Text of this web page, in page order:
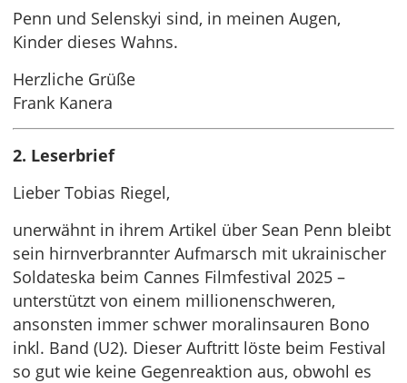
Penn und Selenskyi sind, in meinen Augen,
Kinder dieses Wahns.
Herzliche Grüße
Frank Kanera
2. Leserbrief
Lieber Tobias Riegel,
unerwähnt in ihrem Artikel über Sean Penn bleibt
sein hirnverbrannter Aufmarsch mit ukrainischer
Soldateska beim Cannes Filmfestival 2025 –
unterstützt von einem millionenschweren,
ansonsten immer schwer moralinsauren Bono
inkl. Band (U2). Dieser Auftritt löste beim Festival
so gut wie keine Gegenreaktion aus, obwohl es